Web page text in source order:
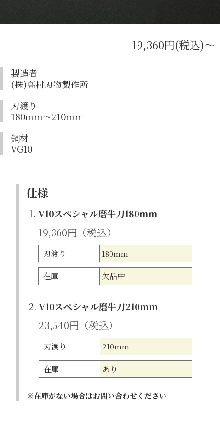
19,360円(税込)〜
製造者
(株)高村刃物製作所
刃渡り
180mm〜210mm
鋼材
VG10
仕様
1. V10スペシャル磨牛刀180mm
19,360円（税込）
刃渡り 180mm
在庫 欠品中
2. V10スペシャル磨牛刀210mm
23,540円（税込）
刃渡り 210mm
在庫 あり
在庫がない場合はお問い合わせください